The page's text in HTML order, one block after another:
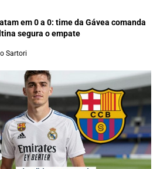
em 0 a 0: time da Gávea comanda
segura o empate
Sartori